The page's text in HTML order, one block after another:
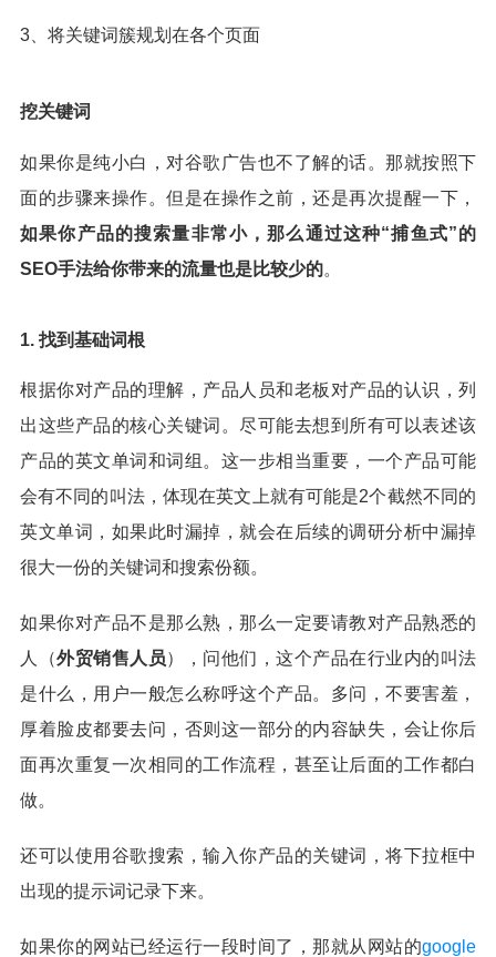
3、将关键词簇规划在各个页面
挖关键词
如果你是纯小白，对谷歌广告也不了解的话。那就按照下
面的步骤来操作。但是在操作之前，还是再次提醒一下，
如果你产品的搜索量非常小，那么通过这种“捕鱼式”的
SEO手法给你带来的流量也是比较少的。
1. 找到基础词根
根据你对产品的理解，产品人员和老板对产品的认识，列
出这些产品的核心关键词。尽可能去想到所有可以表述该
产品的英文单词和词组。这一步相当重要，一个产品可能
会有不同的叫法，体现在英文上就有可能是2个截然不同的
英文单词，如果此时漏掉，就会在后续的调研分析中漏掉
很大一份的关键词和搜索份额。
如果你对产品不是那么熟，那么一定要请教对产品熟悉的
人（外贸销售人员），问他们，这个产品在行业内的叫法
是什么，用户一般怎么称呼这个产品。多问，不要害羞，
厚着脸皮都要去问，否则这一部分的内容缺失，会让你后
面再次重复一次相同的工作流程，甚至让后面的工作都白
做。
还可以使用谷歌搜索，输入你产品的关键词，将下拉框中
出现的提示词记录下来。
如果你的网站已经运行一段时间了，那就从网站的google